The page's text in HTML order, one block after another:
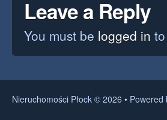
Leave a Reply
You must be logged in
Nieruchomości Płock © 2026 • Powered